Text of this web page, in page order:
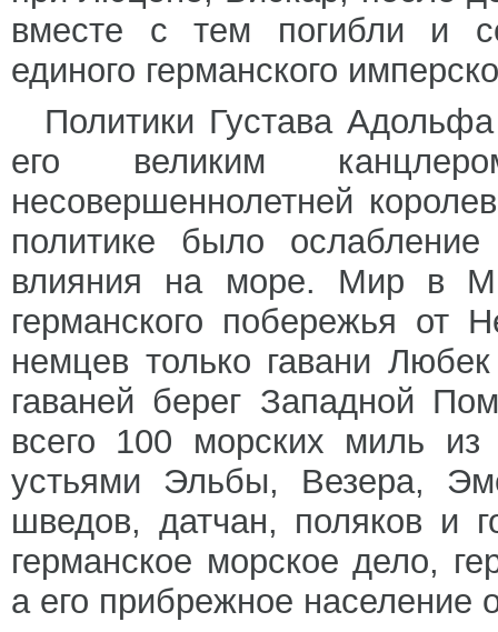
вместе с тем погибли и
единого германского
Политики Густава
его великим
несовершеннолетней
политике было
влияния на море. Мир в
германского побережья от
немцев только гавани
гаваней берег Западной
всего 100 морских миль
устьями Эльбы, Везера,
шведов, датчан, поляков и
германское морское дело,
а его прибрежное население